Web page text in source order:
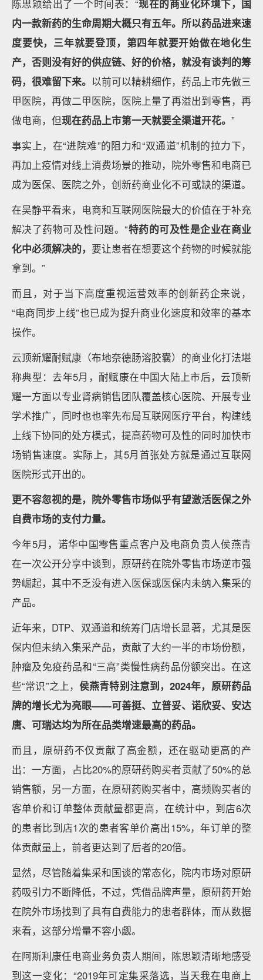
陈思颖给出了一个时间表：“现在的商业化环境下，国
内一款新药的生命周期大概只有五年。所以药品进来速
度要快，三年就要登顶，第四年就要开始做在地化生
产，否则没有好的供应链、好的价格，就没有谈判的筹
码，很难留下来。 以前可以精耕细作，药品上市先做三
甲医院，再做二甲医院，医院上量了再溢出到零售，再
做电商，但现在药品上市第一天就要全渠道开花。 ”
事实上，在“进院难”的阻力和“双通道”机制的拉力下，
再加上疫情对线上消费场景的推动，院外零售和电商已
成为医保、医院之外，创新药商业化不可或缺的渠道。
在吴静平看来，电商和互联网医院最大的价值在于补充
解决了药物可及性问题。“特药的可及性是企业在商业
化中必须解决的， 要让患者在想要这个药物的时候就能
拿到。”
而且，对于当下高度重视运营效率的创新药企来说，
“电商同步上线”也已成为提升商业化速度和效率的基本
操作。
云顶新耀耐赋康（布地奈德肠溶胶囊）的商业化打法堪
称典型：去年5月，耐赋康在中国大陆上市后，云顶新
耀一方面以专业肾病销售团队覆盖核心医院、开展专业
学术推广，同时也也率先布局互联网医疗平台，构建线
上线下协同的处方模式，提高药物可及性的同时加快市
场销售速度。实际上，其5月首张处方就是通过互联网
医院形式开出的。
更不容忽视的是，院外零售市场似乎有望激活医保之外
自费市场的支付力量。
今年5月，诺华中国零售重点客户及电商负责人侯燕青
在一次公开分享中谈到，原研药在院外零售市场逆市强
势崛起，其中不乏没有进入医保或医保内未纳入集采的
产品。
近年来，DTP、双通道和统筹门店增长显著，尤其是医
保内但未纳入集采产品，贡献了大约一半的市场份额，
肿瘤及免疫药品和“三高”类慢性病药品份额突出。在这
些“常识”之上，侯燕青特别注意到，2024年，原研药品
牌的增长尤为亮眼——可善挺、立普妥、诺欣妥、安达
唐、可瑞达均为所在品类增速最高的药品。
而且，原研药不仅贡献了高金额，还在驱动更高的产
出：一方面，占比20%的原研药购买者贡献了50%的总
销售额，另一方面，在原研药购买者中，高频购买者的
客单价和订单整体贡献量都更高，在统计中，到店6次
的患者比到店1次的患者客单价高出15%，年订单的整
体贡献量上，前者更达到了后者的20倍。
显然，尽管随着集采和国谈的常态化，院内市场对原研
药吸引力不断降低，不过，凭借品牌声量，原研药开始
在院外市场找到了具有自费能力的患者群体，而从数据
来看，这部分增量不容小觑。
在阿斯利康任电商业务负责人期间，陈思颖清晰地感受
到这一变化：“2019年可定集采落选，当天我在电商上